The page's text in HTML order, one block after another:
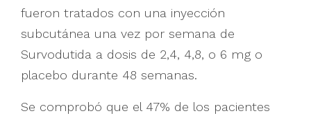
fueron tratados con una inyección
subcutánea una vez por semana de
Survodutida a dosis de 2,4, 4,8, o 6 mg o
placebo durante 48 semanas.
Se comprobó que el 47% de los pacientes